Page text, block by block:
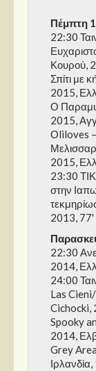
Πέμπτη
22:30
Κουρού,
Σπίτι με
2015,
Ο
2015,
Οliloves –
2015,
23:30
στην
2013, 77'
22:30
2014,
24:00
Las
Cichocki,
Spooky
2014,
Grey